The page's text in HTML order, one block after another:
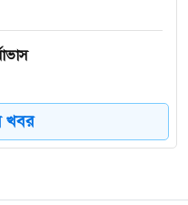
পর্যালোচনা সভায়
খবর